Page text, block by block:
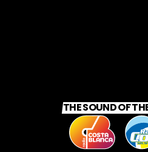
THE SOUND OF